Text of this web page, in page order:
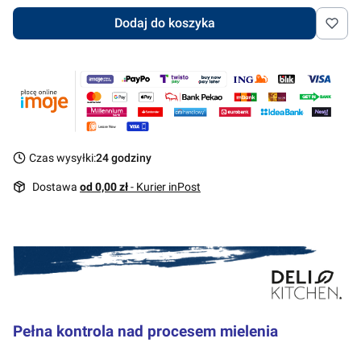
Dodaj do koszyka
Czas wysyłki:24 godziny
Dostawa od 0,00 zł- Kurier inPost
Pełna kontrola nad procesem mielenia